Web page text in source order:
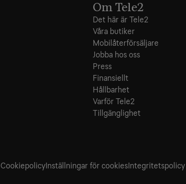
Om Tele2
Det här är Tele2
Våra butiker
Mobilåterförsäljare
Jobba hos oss
Press
Finansiellt
Hållbarhet
Varför Tele2
Tillgänglighet
CookiepolicyInställningar för cookiesIntegritets­policy